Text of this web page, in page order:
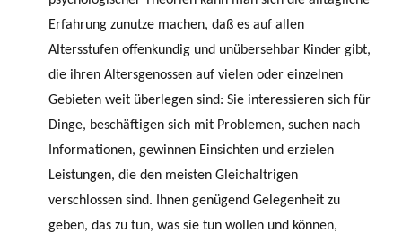
Erfahrung zunutze machen, daß es auf allen
Altersstufen offenkundig und unübersehbar Kinder gibt,
die ihren Altersgenossen auf vielen oder einzelnen
Gebieten weit überlegen sind: Sie interessieren sich für
Dinge, beschäftigen sich mit Problemen, suchen nach
Informationen, gewinnen Einsichten und erzielen
Leistungen, die den meisten Gleichaltrigen
verschlossen sind. Ihnen genügend Gelegenheit zu
geben, das zu tun, was sie tun wollen und können,